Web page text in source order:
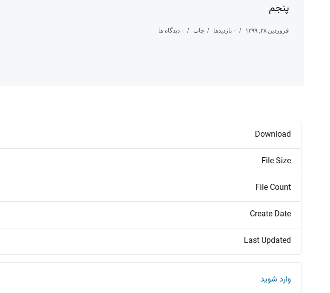
پنجم
فروردین ۲۸, ۱۳۹۹ ۰ بازدیدها چاپ ۰ دیدگاه ها
Download
File Size
File Count
Create Date
Last Updated
وارد شوید